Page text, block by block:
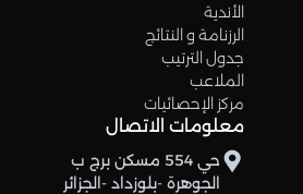
الأندية
الرزنامة و النتائج
جدول الترتيب
الملاعب
مركز الإحصائيات
معلومات الاتصال
حي 554 مسكن برج ب
الجوهرة -بلوزداد -الجزائر